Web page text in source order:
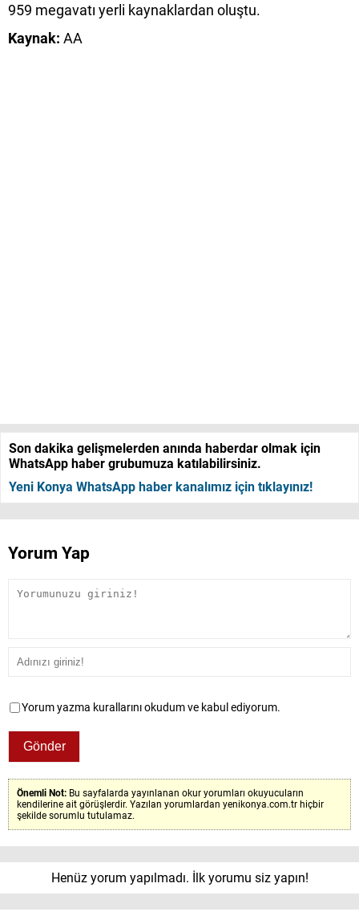
959 megavatı yerli kaynaklardan oluştu.
Kaynak: AA
Son dakika gelişmelerden anında haberdar olmak için
WhatsApp haber grubumuza katılabilirsiniz.
Yeni Konya WhatsApp haber kanalımız için tıklayınız!
Yorum Yap
Yorum yazma kurallarını okudum ve kabul ediyorum.
Önemli Not: Bu sayfalarda yayınlanan okur yorumları okuyucuların
kendilerine ait görüşlerdir. Yazılan yorumlardan yenikonya.com.tr hiçbir
şekilde sorumlu tutulamaz.
Henüz yorum yapılmadı. İlk yorumu siz yapın!